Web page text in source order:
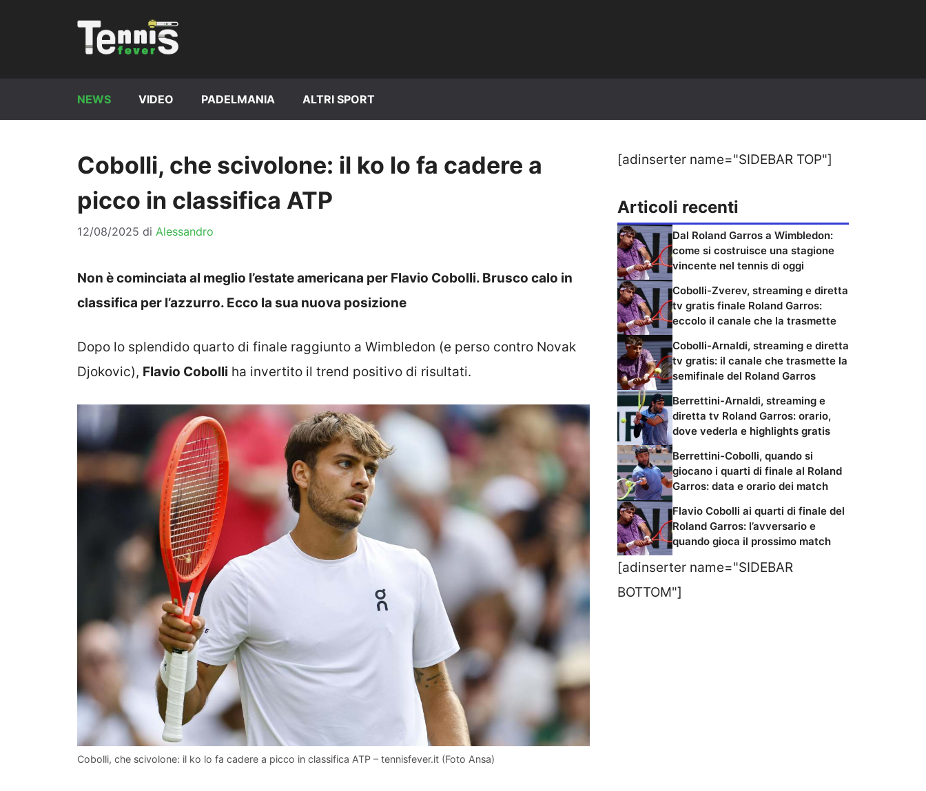
NEWS VIDEO PADELMANIA ALTRI SPORT
Cobolli, che scivolone: il ko lo fa cadere a
picco in classifica ATP
12/08/2025 di Alessandro
Non è cominciata al meglio l’estate americana per Flavio Cobolli. Brusco calo in
classifica per l’azzurro. Ecco la sua nuova posizione
Dopo lo splendido quarto di finale raggiunto a Wimbledon (e perso contro Novak
Djokovic), Flavio Cobolli ha invertito il trend positivo di risultati.
Cobolli, che scivolone: il ko lo fa cadere a picco in classifica ATP – tennisfever.it (Foto Ansa)
[adinserter name="SIDEBAR TOP"]
Articoli recenti
Dal Roland Garros a Wimbledon:
come si costruisce una stagione
vincente nel tennis di oggi
Cobolli-Zverev, streaming e diretta
tv gratis finale Roland Garros:
eccolo il canale che la trasmette
Cobolli-Arnaldi, streaming e diretta
tv gratis: il canale che trasmette la
semifinale del Roland Garros
Berrettini-Arnaldi, streaming e
diretta tv Roland Garros: orario,
dove vederla e highlights gratis
Berrettini-Cobolli, quando si
giocano i quarti di finale al Roland
Garros: data e orario dei match
Flavio Cobolli ai quarti di finale del
Roland Garros: l’avversario e
quando gioca il prossimo match
[adinserter name="SIDEBAR
BOTTOM"]